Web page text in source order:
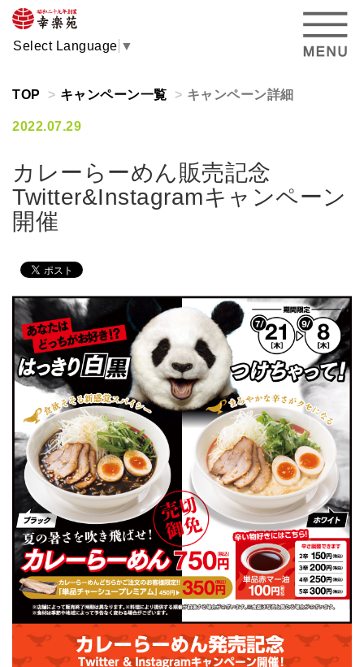
Select Language ▼
TOP キャンペーン一覧 キャンペーン詳細
2022.07.29
カレーらーめん販売記念
Twitter&Instagramキャンペーン
開催